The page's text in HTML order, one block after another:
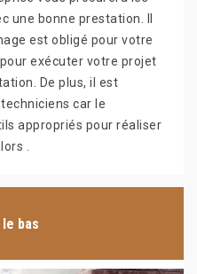
une bonne prestation. Il
est obligé pour votre
exécuter votre projet
De plus, il est
car le
appropriés pour réaliser
.
bas